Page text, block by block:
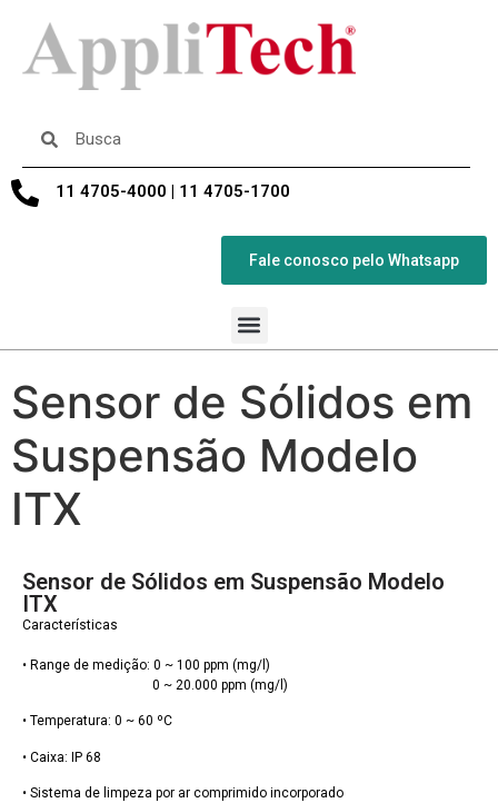
11 4705-4000 | 11 4705-1700
Fale conosco pelo Whatsapp
Sensor de Sólidos em
Suspensão Modelo
ITX
Sensor de Sólidos em Suspensão Modelo
ITX
Características
• Range de medição: 0 ~ 100 ppm (mg/l)
0 ~ 20.000 ppm (mg/l)
• Temperatura: 0 ~ 60 ºC
• Caixa: IP 68
• Sistema de limpeza por ar comprimido incorporado